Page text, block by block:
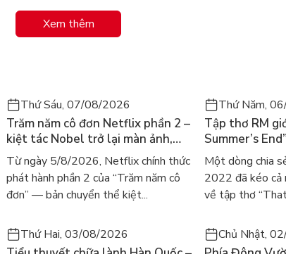
Xem thêm
Thứ Sáu, 07/08/2026
Trăm năm cô đơn Netflix phần 2 –
kiệt tác Nobel trở lại màn ảnh,
dòng người tìm đọc lại García
Márquez
Từ ngày 5/8/2026, Netflix chính thức
phát hành phần 2 của “Trăm năm cô
đơn” — bản chuyển thể kiệt...
Thứ Năm,
Tập thơ RM
Summer’s
ra mắt bản
gây sốt
Một dòng chia
2022 đã kéo
về tập thơ “That
Thứ Hai, 03/08/2026 Chủ Nhật,